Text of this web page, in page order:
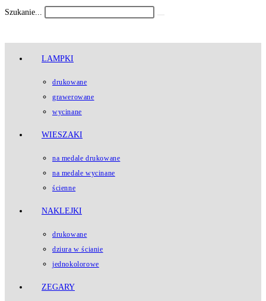
Koniec
Szukanie...
LAMPKI
drukowane
grawerowane
wycinane
WIESZAKI
na medale drukowane
na medale wycinane
ścienne
NAKLEJKI
drukowane
dziura w ścianie
jednokolorowe
ZEGARY